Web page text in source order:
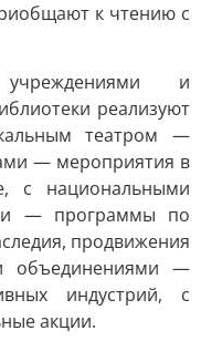
к чтению с
и
реализуют
театром —
— мероприятия в
с национальными
— программы по
продвижения
объединениями —
индустрий, с
акции.